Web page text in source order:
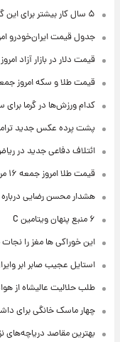
۵ سال کار بیشتر برای این گروه از متقاضیان بازنشستگی
جدول قیمت ایران‌خودرو امروز جمعه ۱۶ مرداد؛
قیمت دلار در بازار آزاد امروز جمعه ۱۶
قیمت طلا و سکه امروز جمعه ۱۶ مرداد ۱۴۰۵
کدام ورزش‌ها در گرما برای
پشت پرده عکس جدید
ائتلاف دفاعی جدید در
قیمت طلا امروز جمعه ۱۶ مرداد ۱۴۰۵
هشدار محسن رضایی
۶ منبع پنهان ویتامین C
این خوراکی ها مغز را
استایل عجیب صابر ابر
طلب حلالیت عالیشاه از
چهار ماسک خانگی برای
بهترین مقاصد دریاچه‌های